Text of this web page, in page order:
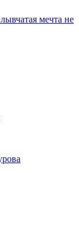
мечта не